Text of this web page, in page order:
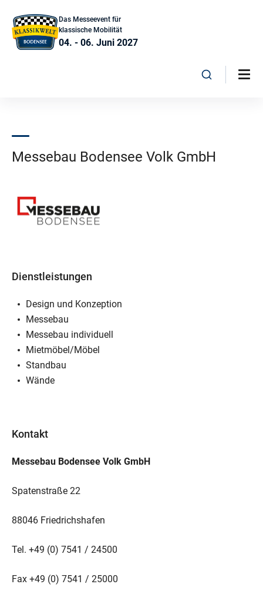
Das Messeevent für
klassische Mobilität
04. - 06. Juni 2027
Messebau Bodensee Volk GmbH
Dienstleistungen
Design und Konzeption
Messebau
Messebau individuell
Mietmöbel/Möbel
Standbau
Wände
Kontakt
Messebau Bodensee Volk GmbH
Spatenstraße 22
88046 Friedrichshafen
Tel. +49 (0) 7541 / 24500
Fax +49 (0) 7541 / 25000